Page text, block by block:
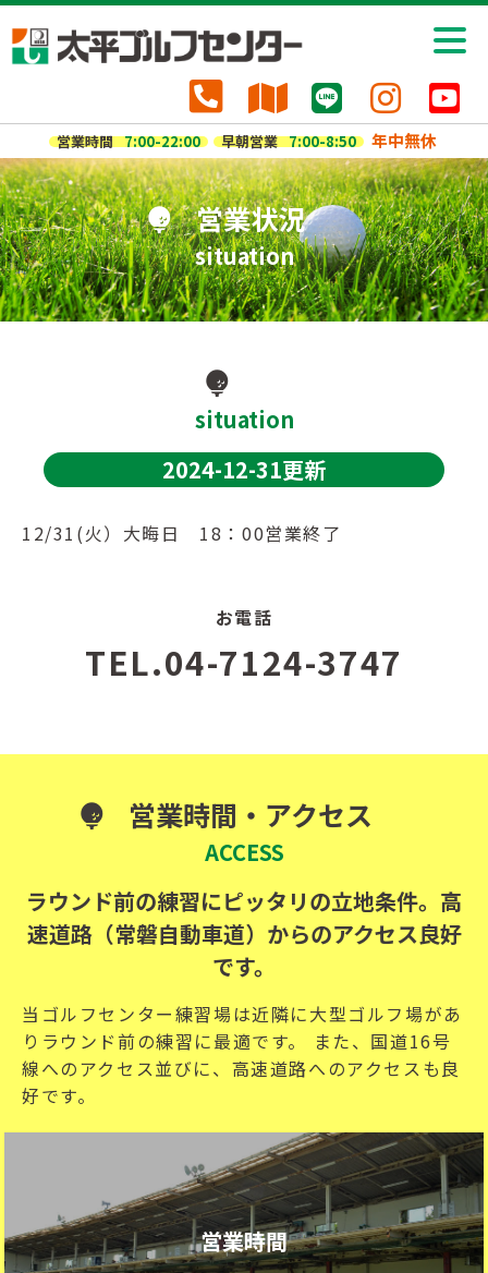
営業時間 7:00-22:00 早朝営業 7:00-8:50 年中無休
営業状況
situation
situation
2024-12-31更新
12/31(火）大晦日 18：00営業終了
お電話
TEL.04-7124-3747
営業時間・アクセス
ACCESS
ラウンド前の練習にピッタリの立地条件。高
速道路（常磐自動車道）からのアクセス良好
です。
当ゴルフセンター練習場は近隣に大型ゴルフ場があ
りラウンド前の練習に最適です。 また、国道16号
線へのアクセス並びに、高速道路へのアクセスも良
好です。
営業時間